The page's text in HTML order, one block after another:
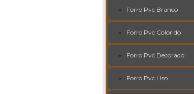
Forro Pvc Branco
Forro Pvc Colorido
Forro Pvc Decorado
Forro Pvc Liso